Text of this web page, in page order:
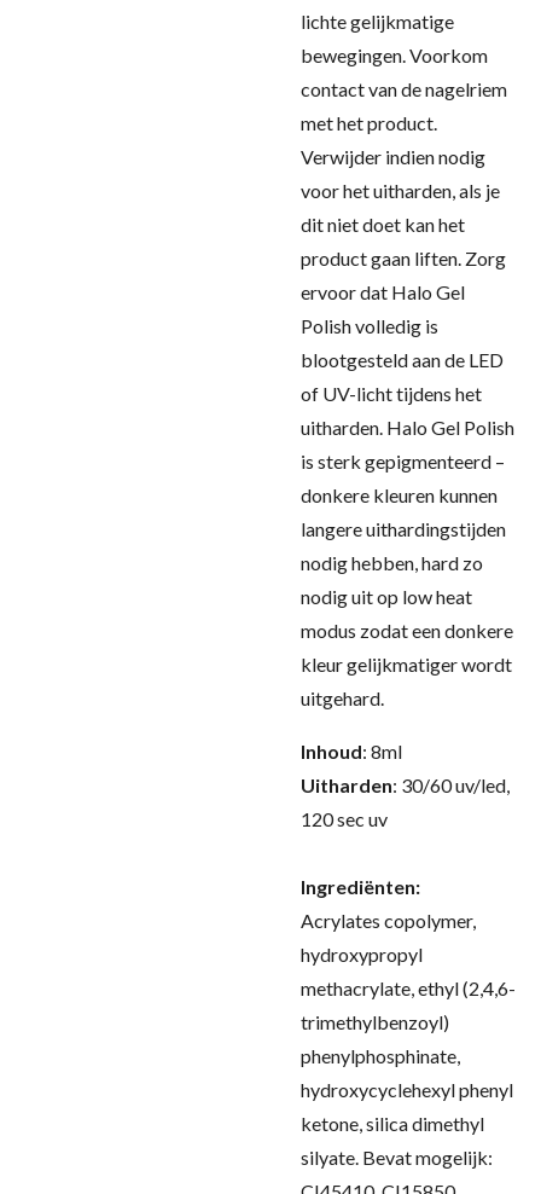
lichte gelijkmatige
bewegingen. Voorkom
contact van de nagelriem
met het product.
Verwijder indien nodig
voor het uitharden, als je
dit niet doet kan het
product gaan liften. Zorg
ervoor dat Halo Gel
Polish volledig is
blootgesteld aan de LED
of UV-licht tijdens het
uitharden. Halo Gel Polish
is sterk gepigmenteerd –
donkere kleuren kunnen
langere uithardingstijden
nodig hebben, hard zo
nodig uit op low heat
modus zodat een donkere
kleur gelijkmatiger wordt
uitgehard.
Inhoud: 8ml
Uitharden: 30/60 uv/led,
120 sec uv
Ingrediënten:
Acrylates copolymer,
hydroxypropyl
methacrylate, ethyl (2,4,6-
trimethylbenzoyl)
phenylphosphinate,
hydroxycyclehexyl phenyl
ketone, silica dimethyl
silyate. Bevat mogelijk: